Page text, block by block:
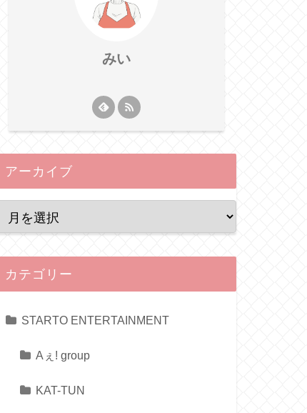
みい
アーカイブ
カテゴリー
STARTO ENTERTAINMENT
Aぇ! group
KAT-TUN